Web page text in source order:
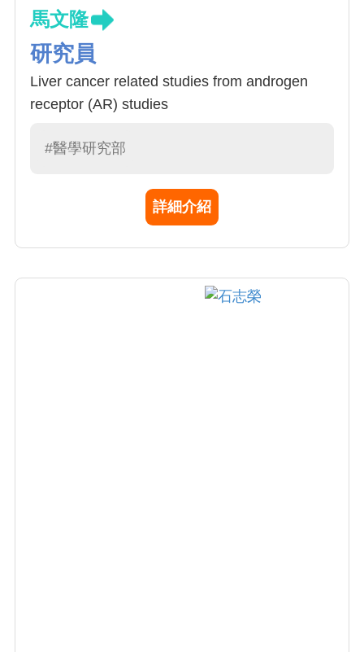
馬文隆
研究員
Liver cancer related studies from androgen
receptor (AR) studies
#醫學研究部
詳細介紹